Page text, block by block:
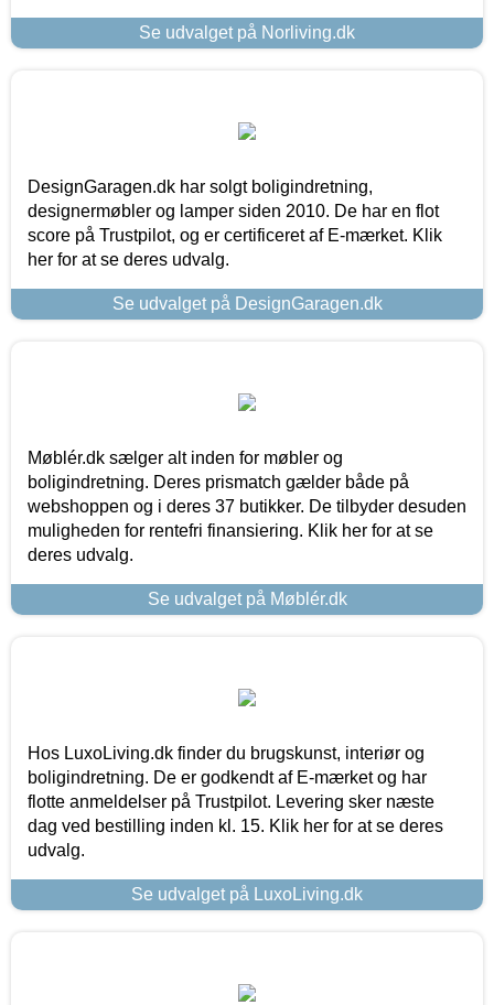
Se udvalget på Norliving.dk
DesignGaragen.dk har solgt boligindretning,
designermøbler og lamper siden 2010. De har en flot
score på Trustpilot, og er certificeret af E-mærket. Klik
her for at se deres udvalg.
Se udvalget på DesignGaragen.dk
Møblér.dk sælger alt inden for møbler og
boligindretning. Deres prismatch gælder både på
webshoppen og i deres 37 butikker. De tilbyder desuden
muligheden for rentefri finansiering. Klik her for at se
deres udvalg.
Se udvalget på Møblér.dk
Hos LuxoLiving.dk finder du brugskunst, interiør og
boligindretning. De er godkendt af E-mærket og har
flotte anmeldelser på Trustpilot. Levering sker næste
dag ved bestilling inden kl. 15. Klik her for at se deres
udvalg.
Se udvalget på LuxoLiving.dk